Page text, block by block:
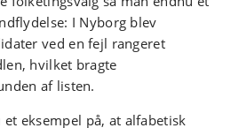
I Nyborg blev
ved en fejl rangeret
hvilket bragte
af listen.
et eksempel på, at alfabetisk